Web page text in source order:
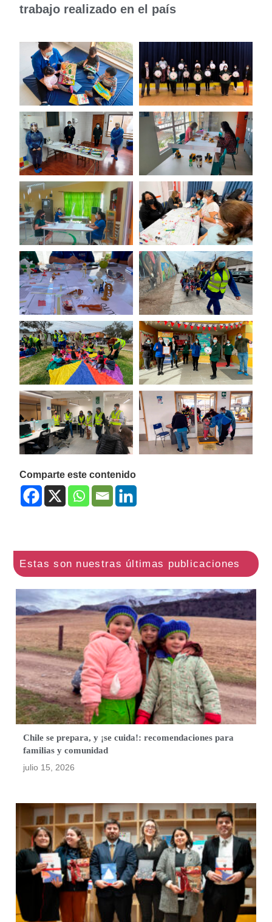
trabajo realizado en el país
Comparte este contenido
Chile se prepara, y ¡se cuida!: recomendaciones para
familias y comunidad
julio 15, 2026